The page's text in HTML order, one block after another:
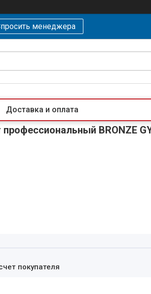
менеджера
Доставка и оплата
BRONZE
покупателя